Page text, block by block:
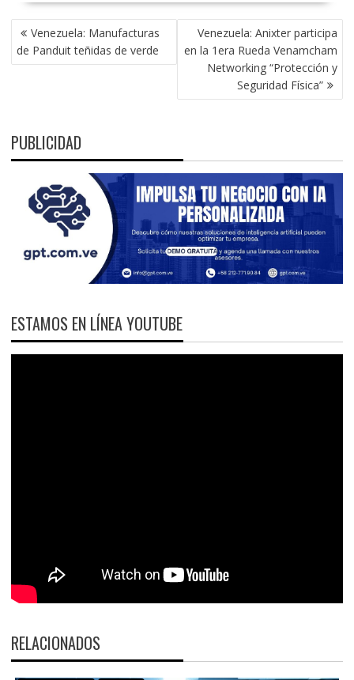
NAVEGACIÓN
DE
ENTRADAS
Venezuela: Manufacturas
de Panduit teñidas de verde
Venezuela: Anixter participa
en la 1era Rueda Venamcham
Networking “Protección y
Seguridad Física”
PUBLICIDAD
ESTAMOS EN LÍNEA YOUTUBE
RELACIONADOS